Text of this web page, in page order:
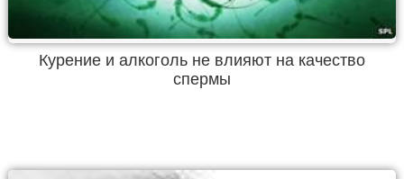
Курение и алкоголь не влияют на качество
спермы